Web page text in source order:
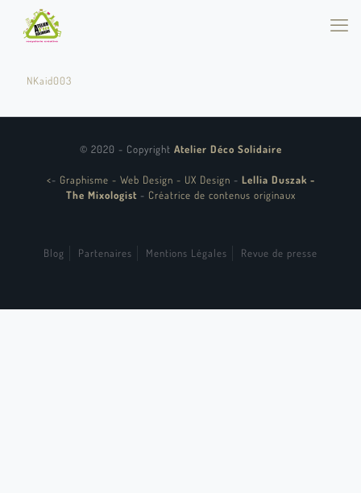
NKaid003
© 2020 - Copyright Atelier Déco Solidaire
<- Graphisme - Web Design - UX Design - Lellia Duszak -
The Mixologist - Créatrice de contenus originaux
Blog Partenaires Mentions Légales Revue de presse